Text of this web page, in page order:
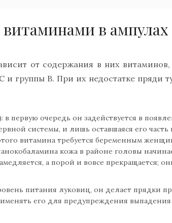
витаминами в ампулах
от содержания в них
и группы В. При их недостатке пряди
в первую очередь он задействуется в
системы, и лишь оставшаяся его
витамина требуется беременным
кожа в районе головы
а порой и вовсе прекращается;
питания луковиц, он делает прядки
его для предупреждения